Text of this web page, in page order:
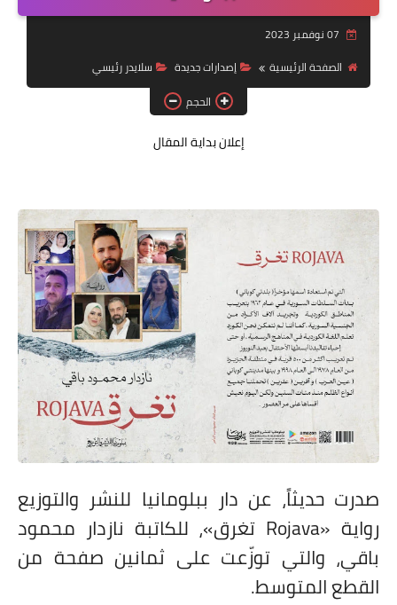
قراءات
دراسات
مقالات
فنون
شخصيات
ذاكرة كوباني
مواهب جديدة
منوعات
على مقام سبا
فيديوهات
أعداد جريدة سبا
الصفحة الرئيسية
إصدارات جديدة
سلايدر رئيسي
الحجم
إعلان بداية المقال
صدرت حديثاً، عن دار ببلومانيا للنشر والتوزيع
رواية «Rojava تغرق»، للكاتبة نازدار محمود
باقي، والتي توزّعت على ثمانين صفحة من
القطع المتوسط.